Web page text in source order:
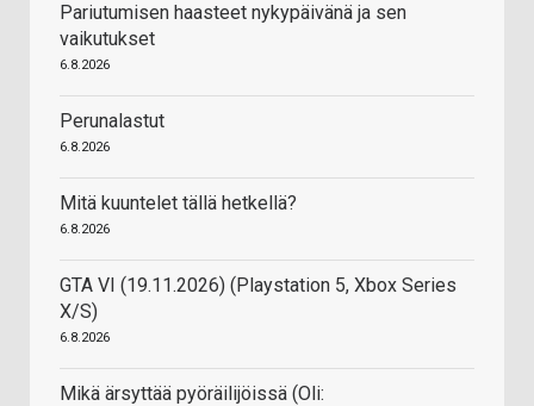
Pariutumisen haasteet nykypäivänä ja sen
vaikutukset
6.8.2026
Perunalastut
6.8.2026
Mitä kuuntelet tällä hetkellä?
6.8.2026
GTA VI (19.11.2026) (Playstation 5, Xbox Series
X/S)
6.8.2026
Mikä ärsyttää pyöräilijöissä (Oli: